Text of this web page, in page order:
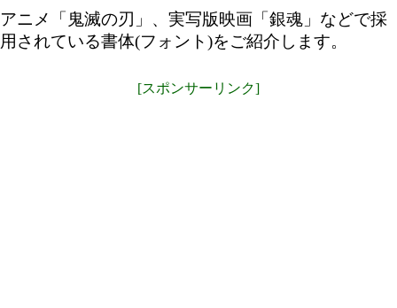
アニメ「鬼滅の刃」、実写版映画「銀魂」などで採
用されている書体(フォント)をご紹介します。
[スポンサーリンク]